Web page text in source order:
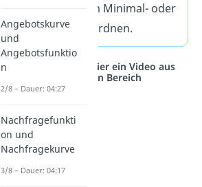
nicht eindeutig dem Minimal- oder
Maximalprinzip zuordnen.
Studyflix vernetzt: Hier ein Video aus
einem anderen Bereich
Angebotskurve
und
Angebotsfunktio
n
2/8 – Dauer: 04:27
Nachfragefunkti
on und
Nachfragekurve
3/8 – Dauer: 04:17